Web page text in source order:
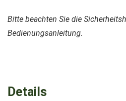
Bitte beachten Sie die
Bedienungsanleitung.
Details